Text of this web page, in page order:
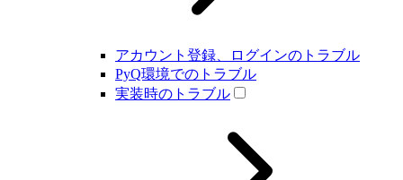
アカウント登録、ログインのトラブル
PyQ環境でのトラブル
実装時のトラブル